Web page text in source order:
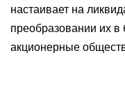
настаивает на
преобразовании их
акционерные